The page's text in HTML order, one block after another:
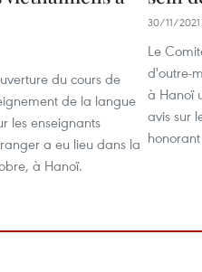
du cours de
de la langue
les enseignants
a eu lieu dans la
à Hanoï.
30/11/
Le
d'outre-
à Hanoï
avis sur